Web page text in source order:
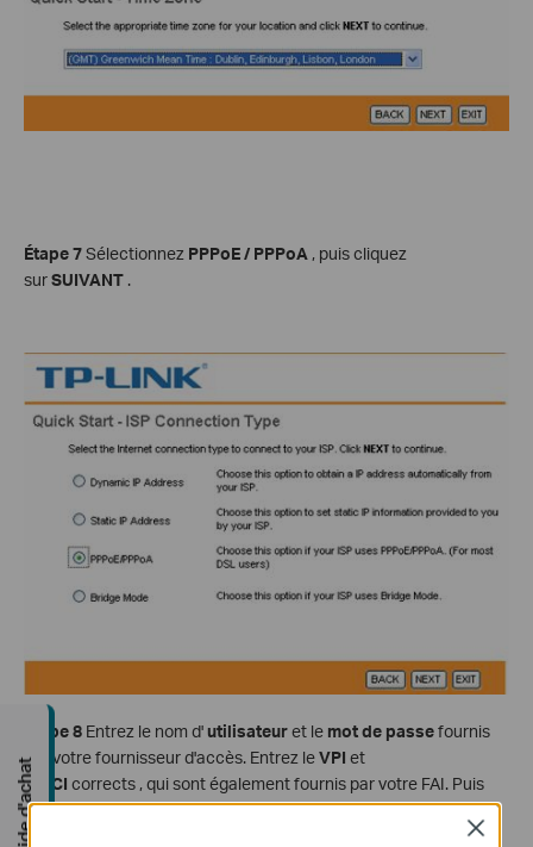
Étape 7Sélectionnez PPPoE / PPPoA , puis cliquez
surSUIVANT .
Étape 8 Entrez le nom d'utilisateuret le mot de passefournis
par votre fournisseur d'accès. Entrez leVPI et
le
VCI corrects , qui sont également fournis par votre FAI. Puis
cliquez surNEXT.
Close
Guide d'achat